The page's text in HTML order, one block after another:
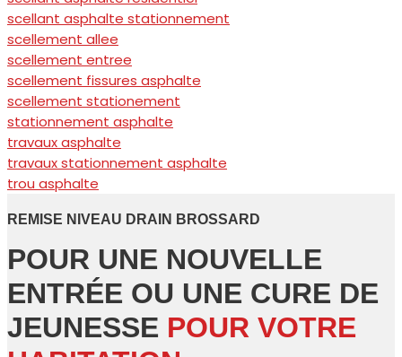
scellant asphalte stationnement
scellement allee
scellement entree
scellement fissures asphalte
scellement stationement
stationnement asphalte
travaux asphalte
travaux stationnement asphalte
trou asphalte
REMISE NIVEAU DRAIN BROSSARD
POUR UNE NOUVELLE
ENTRÉE OU UNE CURE DE
JEUNESSE POUR VOTRE